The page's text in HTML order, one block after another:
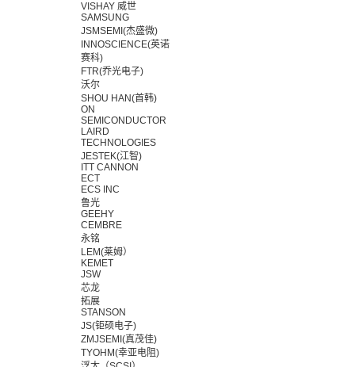
VISHAY 威世
SAMSUNG
JSMSEMI(杰盛微)
INNOSCIENCE(英诺
赛科)
FTR(乔光电子)
沃尔
SHOU HAN(首韩)
ON
SEMICONDUCTOR
LAIRD
TECHNOLOGIES
JESTEK(江智)
ITT CANNON
ECT
ECS INC
鲁光
GEEHY
CEMBRE
永铭
LEM(莱姆）
KEMET
JSW
芯龙
拓展
STANSON
JS(钜硕电子)
ZMJSEMI(真茂佳)
TYOHM(幸亚电阻)